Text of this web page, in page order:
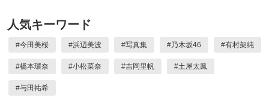
人気キーワード
#今田美桜 #浜辺美波 #写真集 #乃木坂46 #有村架純
#橋本環奈 #小松菜奈 #吉岡里帆 #土屋太鳳
#与田祐希